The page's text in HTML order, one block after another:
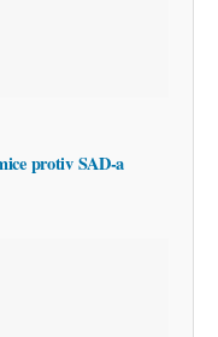
protiv SAD-a